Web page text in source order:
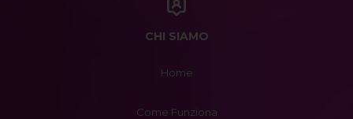
CHI SIAMO
Home
Come Funziona